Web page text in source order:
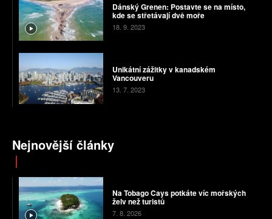
Dánský Grenen: Postavte se na místo,
kde se střetávají dvě moře
18. 9. 2023
Unikátní zážitky v kanadském
Vancouveru
13. 7. 2023
Nejnovější články
Na Tobago Cays potkáte víc mořských
želv než turistů
7. 8. 2026